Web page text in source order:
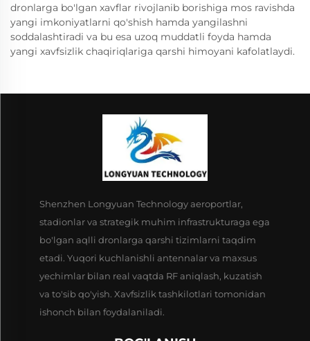
dronlarga bo'lgan xavflar rivojlanib borishiga mos ravishda
yangi imkoniyatlarni qo'shish hamda yangilashni
soddalashtiradi va bu esa uzoq muddatli foyda hamda
yangi xavfsizlik chaqiriqlariga qarshi himoyani kafolatlaydi.
Shenzhen Longyuan Technology aeroportlar,
stadionlar va strategik muhim infrastrukturaga ega
bo'lgan aqlli dronlarga qarshi tizimlarni taqdim
etadi. Yuqori kuchlanishli antennalar va maxsus
yechimlar bilan real vaqtda RF aniqlash, kuzatish
va to'sib qo'yish. Xavfsizlik tashkilotlari tomonidan
ishonch bilan foydalaniladi.